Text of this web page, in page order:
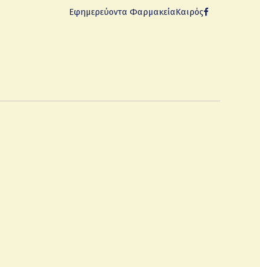
Εφημερεύοντα ΦαρμακείαΚαιρός